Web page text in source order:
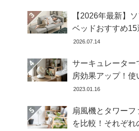
【2026年最新】
ベッドおすすめ15
寝心地で失敗しな
2026.07.14
サーキュレーター
房効果アップ！使
方・置き場所・風
2023.01.16
扇風機とタワーフ
を比較！それぞれ